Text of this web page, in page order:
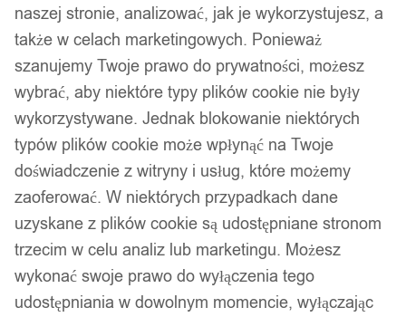
naszej stronie, analizować, jak je wykorzystujesz, a
także w celach marketingowych. Ponieważ
szanujemy Twoje prawo do prywatności, możesz
wybrać, aby niektóre typy plików cookie nie były
wykorzystywane. Jednak blokowanie niektórych
typów plików cookie może wpłynąć na Twoje
doświadczenie z witryny i usług, które możemy
zaoferować. W niektórych przypadkach dane
uzyskane z plików cookie są udostępniane stronom
trzecim w celu analiz lub marketingu. Możesz
wykonać swoje prawo do wyłączenia tego
udostępniania w dowolnym momencie, wyłączając